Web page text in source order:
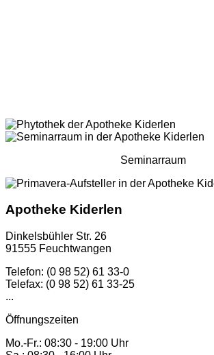
Seminarraum
Apotheke Kiderlen
Dinkelsbühler Str. 26
91555 Feuchtwangen
Telefon: (0 98 52) 61 33-0
Telefax: (0 98 52) 61 33-25
...
Öffnungszeiten
Mo.-Fr.: 08:30 - 19:00 Uhr